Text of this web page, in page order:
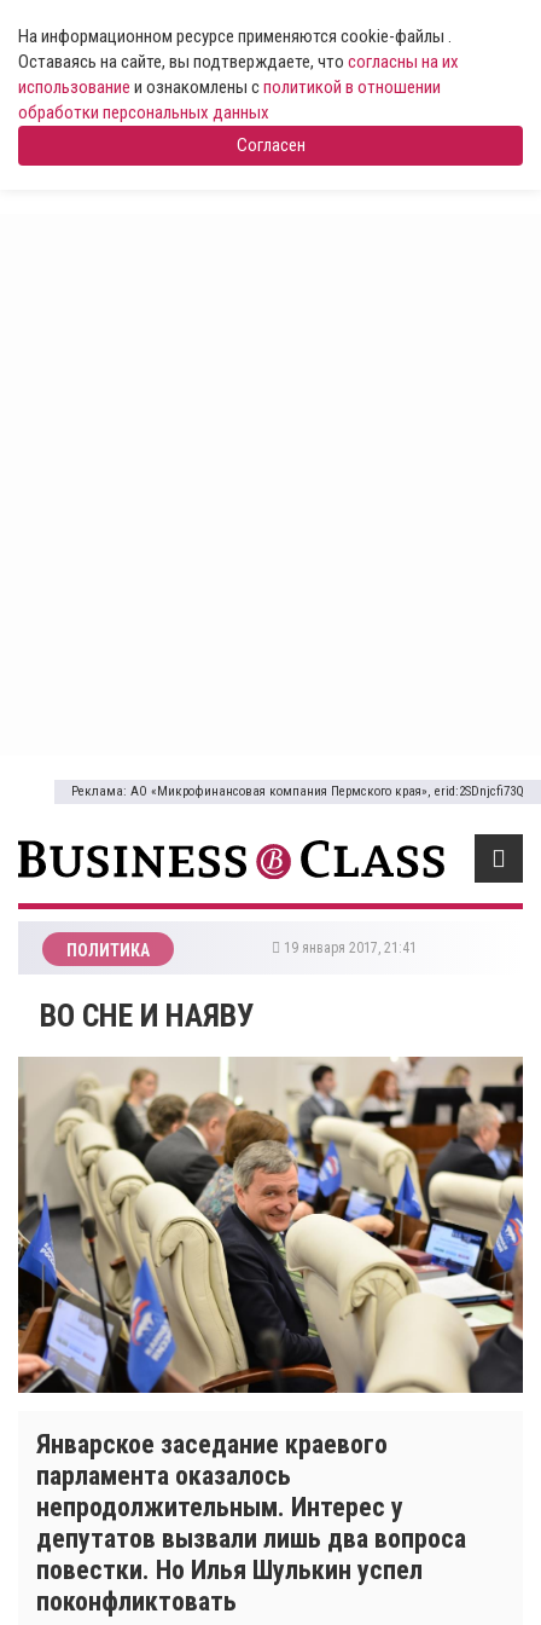
На информационном ресурсе применяются cookie-файлы .
Оставаясь на сайте, вы подтверждаете, что согласны на их
использование и ознакомлены сполитикой в отношении
обработки персональных данных
Согласен
Реклама: АО «Микрофинансовая компания Пермского края», erid:2SDnjcfi73Q
ПОЛИТИКА 19 января 2017, 21:41
ВО СНЕ И НАЯВУ
Январское заседание краевого
парламента оказалось
непродолжительным. Интерес у
депутатов вызвали лишь два вопроса
повестки. Но Илья Шулькин успел
поконфликтовать